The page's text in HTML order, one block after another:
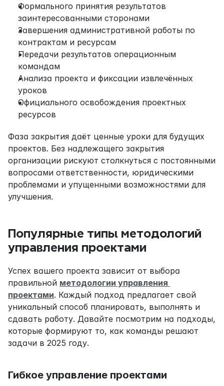
Формального принятия результатов
заинтересованными сторонами
Завершения административной работы по
контрактам и ресурсам
Передачи результатов операционным
командам
Анализа проекта и фиксации извлечённых
уроков
Официального освобождения проектных
ресурсов
Фаза закрытия даёт ценные уроки для будущих
проектов. Без надлежащего закрытия
организации рискуют столкнуться с постоянными
вопросами ответственности, юридическими
проблемами и упущенными возможностями для
улучшения.
Популярные типы методологий
управления проектами
Успех вашего проекта зависит от выбора
правильной методологии управления
проектами. Каждый подход предлагает свой
уникальный способ планировать, выполнять и
сдавать работу. Давайте посмотрим на подходы,
которые формируют то, как команды решают
задачи в 2025 году.
Гибкое управление проектами